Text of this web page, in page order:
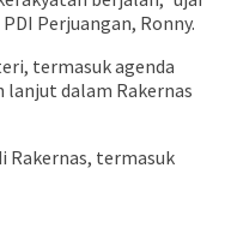
Perjuangan, Ronny.
termasuk agenda
dalam Rakernas
Rakernas, termasuk